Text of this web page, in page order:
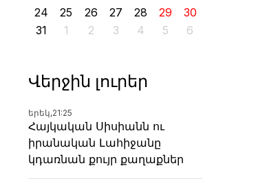
24
25 26 27 28 29
30
31
1 2 3 4 5 6
Վերջին լուրեր
երեկ,21:25
Հայկական Սիսիանն ու
իրանական Լահիջանը
կդառնան քույր քաղաքներ